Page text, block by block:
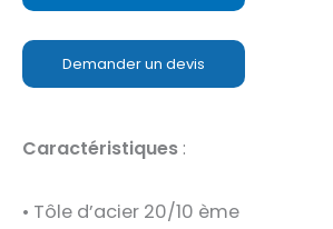
Demander un devis
Caractéristiques :
• Tôle d’acier 20/10 ème